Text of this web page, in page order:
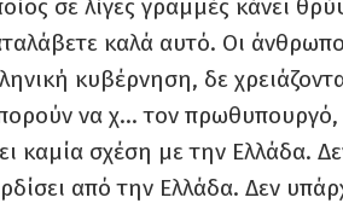
σε λίγες γραμμές κάνει
καλά αυτό. Οι
κυβέρνηση, δε
να χ… τον πρωθυπουργό,
καμία σχέση με την Ελλάδα.
από την Ελλάδα. Δεν